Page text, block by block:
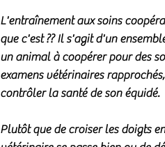
L'entraînement aux soins
que c'est ?? Il s'agit d'un
un animal à coopérer pour des
examens vétérinaires
contrôler la santé de son équidé.
Plutôt que de croiser les doigts